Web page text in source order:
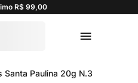
R$ 99,00
Santa Paulina 20g N.3